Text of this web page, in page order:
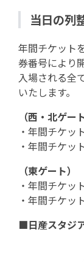
当日の列
年間チケット
券番号により
入場される全
いたします。
（西・北ゲート
・年間チケッ
・年間チケッ
（東ゲート）
・年間チケッ
・年間チケッ
■日産スタジ